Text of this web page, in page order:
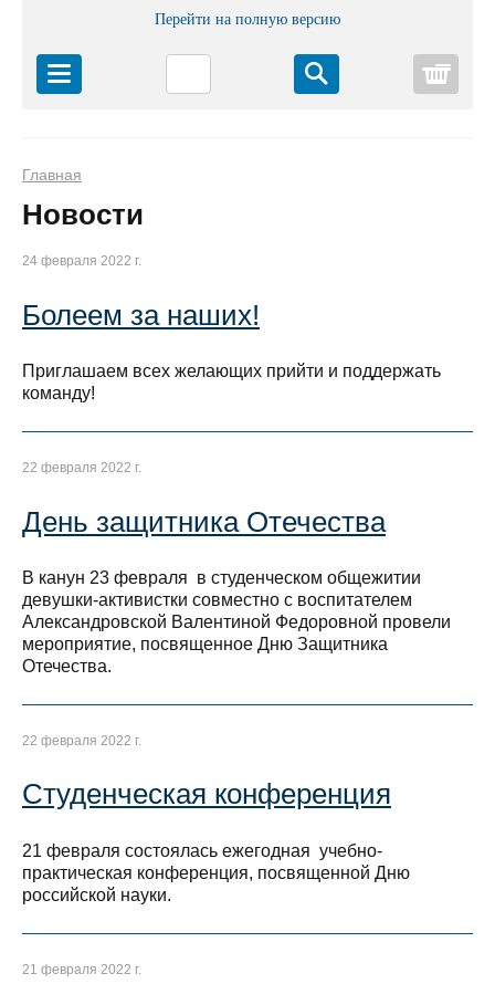
Перейти на полную версию
Главная
Новости
24 февраля 2022 г.
Болеем за наших!
Приглашаем всех желающих прийти и поддержать
команду!
22 февраля 2022 г.
День защитника Отечества
В канун 23 февраля в студенческом общежитии
девушки-активистки совместно с воспитателем
Александровской Валентиной Федоровной провели
мероприятие, посвященное Дню Защитника
Отечества.
22 февраля 2022 г.
Студенческая конференция
21 февраля состоялась ежегодная учебно-
практическая конференция, посвященной Дню
российской науки.
21 февраля 2022 г.